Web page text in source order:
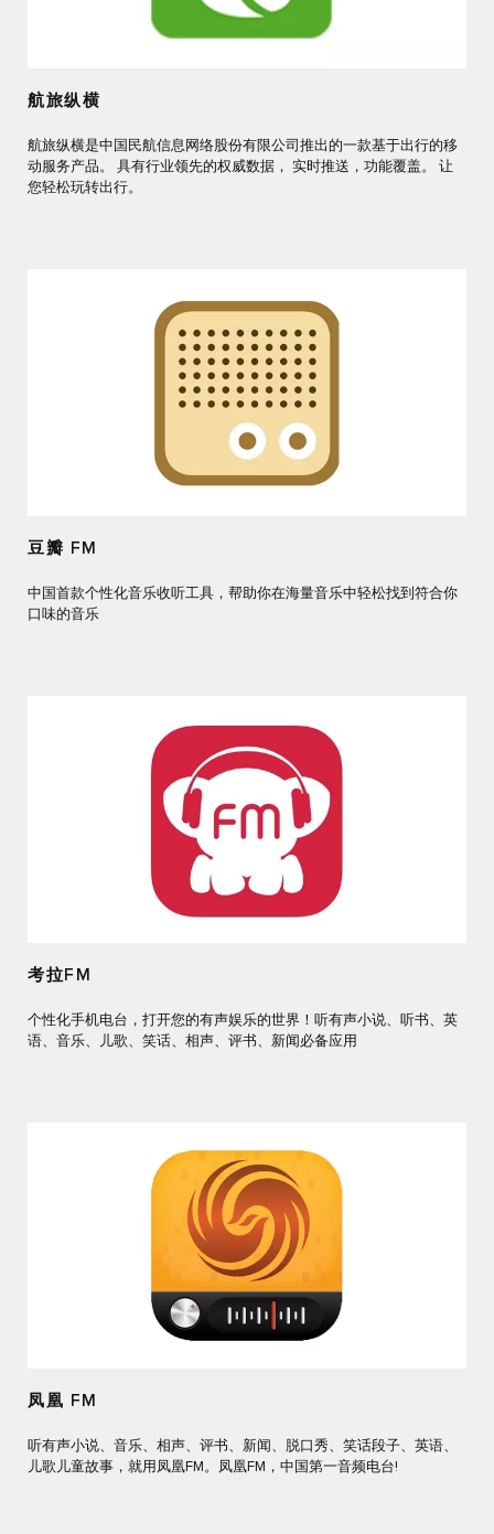
航旅纵横
航旅纵横是中国民航信息网络股份有限公司推出的一款基于出行的移
动服务产品。 具有行业领先的权威数据， 实时推送，功能覆盖。 让
您轻松玩转出行。
豆瓣 FM
中国首款个性化音乐收听工具，帮助你在海量音乐中轻松找到符合你
口味的音乐
考拉FM
个性化手机电台，打开您的有声娱乐的世界！听有声小说、听书、英
语、音乐、儿歌、笑话、相声、评书、新闻必备应用
凤凰 FM
听有声小说、音乐、相声、评书、新闻、脱口秀、笑话段子、英语、
儿歌儿童故事，就用凤凰FM。凤凰FM，中国第一音频电台!